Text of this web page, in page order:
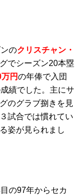
のクリスチャン・
でシーズン20本塁
円の年俸で入団
績でした。主にサ
のグラブ捌きを見
試合では慣れてい
姿が見られまし
の97年からセカ